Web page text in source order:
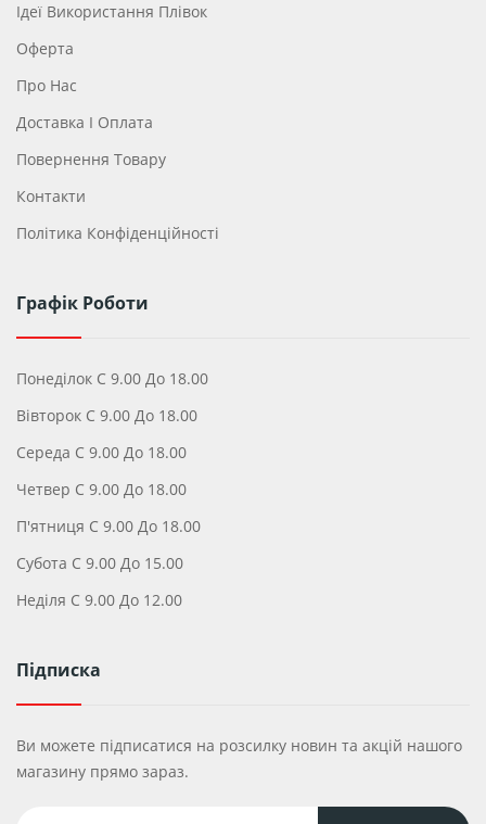
Ідеї ​​використання Плівок
Оферта
Про Нас
Доставка І Оплата
Повернення Товару
Контакти
Політика Конфіденційності
Графік Роботи
Понеділок С 9.00 До 18.00
Вівторок С 9.00 До 18.00
Середа С 9.00 До 18.00
Четвер С 9.00 До 18.00
П'ятниця С 9.00 До 18.00
Субота С 9.00 До 15.00
Неділя С 9.00 До 12.00
Підписка
Ви можете підписатися на розсилку новин та акцій нашого
магазину прямо зараз.